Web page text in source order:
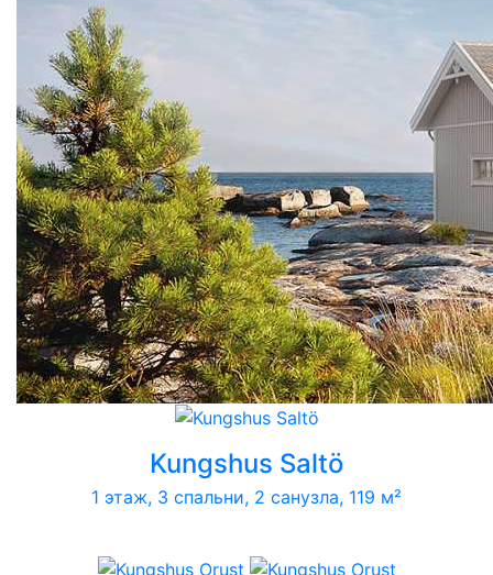
Kungshus Saltö
1 этаж, 3 спальни, 2 санузла, 119 м²